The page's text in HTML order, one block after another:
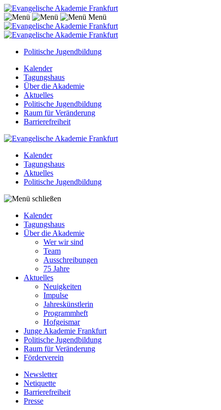
Menü
Politische Jugendbildung
Kalender
Tagungshaus
Über die Akademie
Aktuelles
Politische Jugendbildung
Raum für Veränderung
Barrierefreiheit
Kalender
Tagungshaus
Aktuelles
Politische Jugendbildung
Kalender
Tagungshaus
Über die Akademie
Wer wir sind
Team
Ausschreibungen
75 Jahre
Aktuelles
Neuigkeiten
Impulse
Jahreskünstlerin
Programmheft
Hofgeismar
Junge Akademie Frankfurt
Politische Jugendbildung
Raum für Veränderung
Förderverein
Newsletter
Netiquette
Barrierefreiheit
Presse